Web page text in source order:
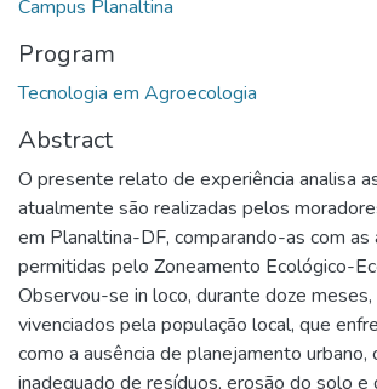
Campus Planaltina
Program
Tecnologia em Agroecologia
Abstract
O presente relato de experiência analisa
atualmente são realizadas pelos
em Planaltina-DF, comparando-as com as
permitidas pelo Zoneamento Ecológico-
Observou-se in loco, durante doze
vivenciados pela população local, que
como a ausência de planejamento urbano,
inadequado de resíduos, erosão do solo e